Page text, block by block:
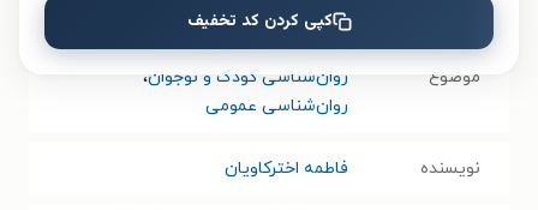
کودک خجالتی من
موضوع روان‌شناسی کودک و نوجوان،
روان‌شناسی عمومی
نویسنده فاطمه اخترکاویان
کپی کردن کد تخفیف